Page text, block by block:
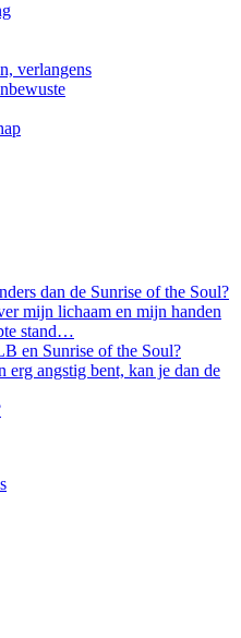
verlangens
dan de Sunrise of the Soul?
mijn lichaam en mijn handen
stand…
en Sunrise of the Soul?
angstig bent, kan je dan de